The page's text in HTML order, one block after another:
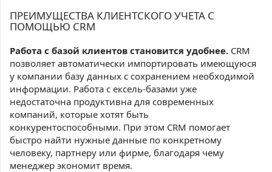
ПРЕИМУЩЕСТВА КЛИЕНТСКОГО УЧЕТА С
ПОМОЩЬЮ CRM
Работа с базой клиентов становится удобнее. CRM
позволяет автоматически импортировать имеющуюся
у компании базу данных с сохранением необходимой
информации. Работа с ексель-базами уже
недостаточна продуктивна для современных
компаний, которые хотят быть
конкурентоспособными. При этом CRM помогает
быстро найти нужные данные по конкретному
человеку, партнеру или фирме, благодаря чему
менеджер экономит время.